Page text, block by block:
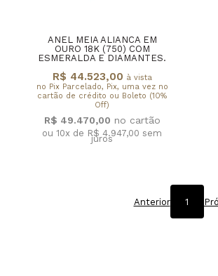
ANEL MEIA ALIANCA EM
OURO 18K (750) COM
ESMERALDA E DIAMANTES.
R$ 44.523,00 à vista
no Pix Parcelado, Pix, uma vez no
cartão de crédito ou Boleto (10%
Off)
R$ 49.470,00
ou 10x de R$ 4.947,00 sem
juros
Anterior 1